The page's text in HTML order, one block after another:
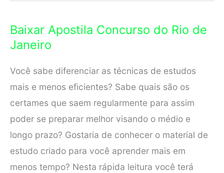
Bahia
Baixar Apostila Concurso do Rio de
Janeiro
Você sabe diferenciar as técnicas de estudos
mais e menos eficientes? Sabe quais são os
certames que saem regularmente para assim
poder se preparar melhor visando o médio e
longo prazo? Gostaria de conhecer o material de
estudo criado para você aprender mais em
menos tempo? Nesta rápida leitura você terá